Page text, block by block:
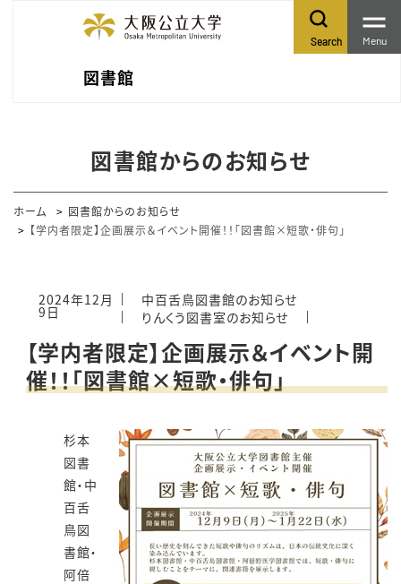
図書館
Search Menu
図書館からのお知らせ
ホーム
図書館からのお知らせ
【学内者限定】企画展示＆イベント開催！！「図書館×短歌・俳句」
2024年12月
9日
中百舌鳥図書館のお知らせ
りんくう図書室のお知らせ
【学内者限定】企画展示＆イベント開
催！！「図書館×短歌・俳句」
杉本
図書
館・中
百舌
鳥図
書館・
阿倍